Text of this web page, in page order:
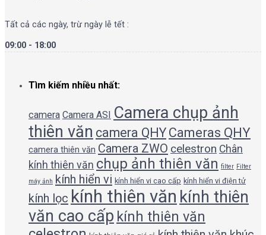
Tất cả các ngày, trừ ngày lễ tết :
09:00 - 18:00
Tìm kiếm nhiều nhất:
camera Camera ASI Camera chụp ảnh
thiên văn camera QHY Cameras QHY
camera thiên văn Camera ZWO celestron Chân
kính thiên văn chụp ảnh thiên văn filter Filter
máy ảnh kính hiển vi kính hiển vi cao cấp kính hiển vi điện tử
kính lọc kính thiên văn kính thiên
văn cao cấp kính thiên văn